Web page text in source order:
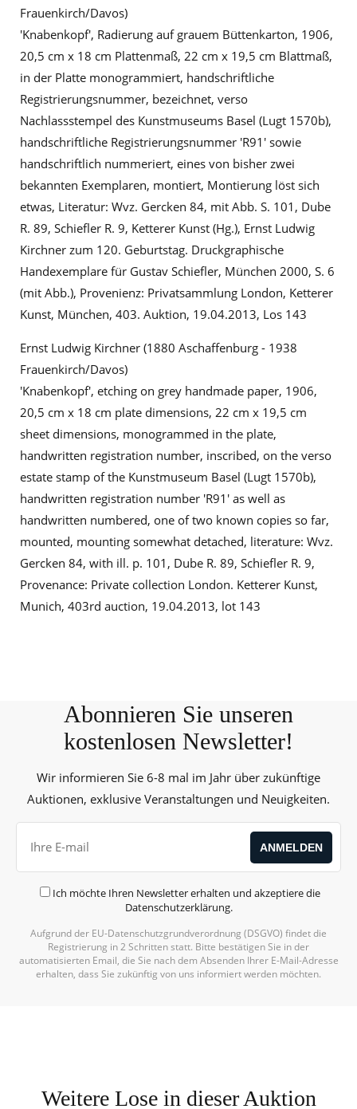
Frauenkirch/Davos)
'Knabenkopf', Radierung auf grauem Büttenkarton, 1906,
20,5 cm x 18 cm Plattenmaß, 22 cm x 19,5 cm Blattmaß,
in der Platte monogrammiert, handschriftliche
Registrierungsnummer, bezeichnet, verso
Nachlassstempel des Kunstmuseums Basel (Lugt 1570b),
handschriftliche Registrierungsnummer 'R91' sowie
handschriftlich nummeriert, eines von bisher zwei
bekannten Exemplaren, montiert, Montierung löst sich
etwas, Literatur: Wvz. Gercken 84, mit Abb. S. 101, Dube
R. 89, Schiefler R. 9, Ketterer Kunst (Hg.), Ernst Ludwig
Kirchner zum 120. Geburtstag. Druckgraphische
Handexemplare für Gustav Schiefler, München 2000, S. 6
(mit Abb.), Provenienz: Privatsammlung London, Ketterer
Kunst, München, 403. Auktion, 19.04.2013, Los 143
Ernst Ludwig Kirchner (1880 Aschaffenburg - 1938
Frauenkirch/Davos)
'Knabenkopf', etching on grey handmade paper, 1906,
20,5 cm x 18 cm plate dimensions, 22 cm x 19,5 cm
sheet dimensions, monogrammed in the plate,
handwritten registration number, inscribed, on the verso
estate stamp of the Kunstmuseum Basel (Lugt 1570b),
handwritten registration number 'R91' as well as
handwritten numbered, one of two known copies so far,
mounted, mounting somewhat detached, literature: Wvz.
Gercken 84, with ill. p. 101, Dube R. 89, Schiefler R. 9,
Provenance: Private collection London. Ketterer Kunst,
Munich, 403rd auction, 19.04.2013, lot 143
Abonnieren Sie unseren
kostenlosen Newsletter!
Wir informieren Sie 6-8 mal im Jahr über zukünftige
Auktionen, exklusive Veranstaltungen und Neuigkeiten.
Ich möchte Ihren Newsletter erhalten und akzeptiere die
Datenschutzerklärung.
Aufgrund der EU-Datenschutzgrundverordnung (DSGVO) findet die
Registrierung in 2 Schritten statt. Bitte bestätigen Sie in der
automatisierten Email, die Sie nach dem Absenden Ihrer E-Mail-Adresse
erhalten, dass Sie zukünftig von uns informiert werden möchten.
Weitere Lose in dieser Auktion